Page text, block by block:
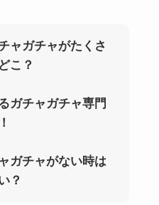
ャガチャがたくさ
こ？
ガチャガチャ専門
ガチャがない時は
？